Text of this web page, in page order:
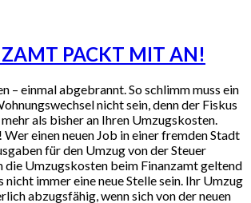
PACKT MIT AN!
– einmal abgebrannt. So schlimm muss ein
nicht sein, denn der Fiskus
als bisher an Ihren Umzugskosten.
Wer einen neuen Job in einer fremden Stadt
für den Umzug von der Steuer
die Umzugskosten beim Finanzamt geltend
nicht immer eine neue Stelle sein. Ihr Umzug
abzugsfähig, wenn sich von der neuen